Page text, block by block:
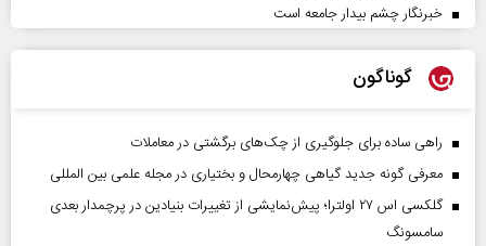
خبرنگار چشم بیدار جامعه است
گوناگون
راهی ساده برای جلوگیری از چک‌های برگشتی در معاملات
معرفی گونه جدید گیاهی چهارمحال و بختیاری در مجله علمی بین المللی
گلکسی اس ۲۷ اولترا؛ پیش‌نمایشی از تغییرات بنیادین در پرچمدار بعدی
سامسونگ